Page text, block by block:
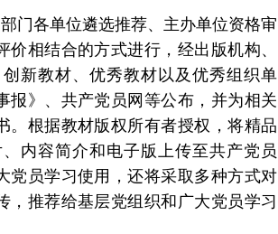
门各单位遴选推荐、主办单位资格审
相结合的方式进行，经出版机构、
新教材、优秀教材以及优秀组织单
报》、共产党员网等公布，并为相关
。根据教材版权所有者授权，将精品
内容简介和电子版上传至共产党员
党员学习使用，还将采取多种方式对
推荐给基层党组织和广大党员学习